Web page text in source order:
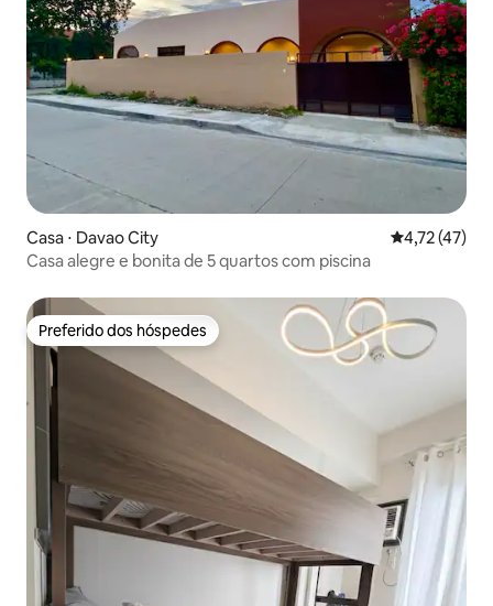
Casa ⋅ Davao City 4,72 de uma
4,72 (47)
Casa alegre e bonita de 5 quartos com piscina
Preferido dos hóspedes
Preferido dos hóspedes